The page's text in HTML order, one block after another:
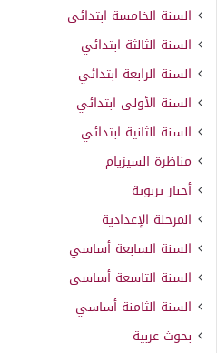
السنة الخامسة ابتدائي
السنة الثالثة ابتدائي
السنة الرابعة ابتدائي
السنة الأولى ابتدائي
السنة الثانية ابتدائي
مناظرة السيزيام
أخبار تربوية
المرحلة الإعدادية
السنة السابعة أساسي
السنة التاسعة أساسي
السنة الثامنة أساسي
بحوث عربية